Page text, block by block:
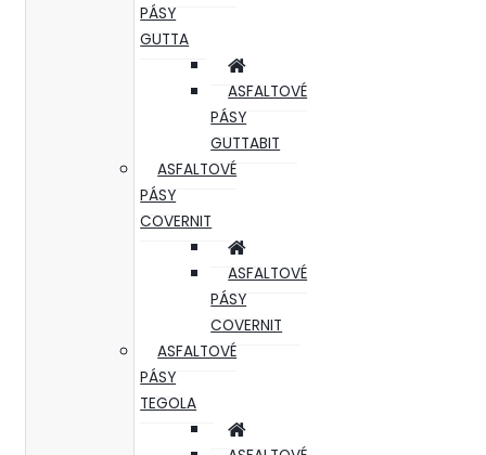
PÁSY
GUTTA
ASFALTOVÉ
PÁSY
GUTTABIT
ASFALTOVÉ
PÁSY
COVERNIT
ASFALTOVÉ
PÁSY
COVERNIT
ASFALTOVÉ
PÁSY
TEGOLA